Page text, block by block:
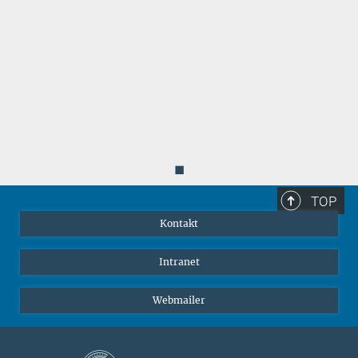
◼
TOP
Kontakt
Intranet
Webmailer